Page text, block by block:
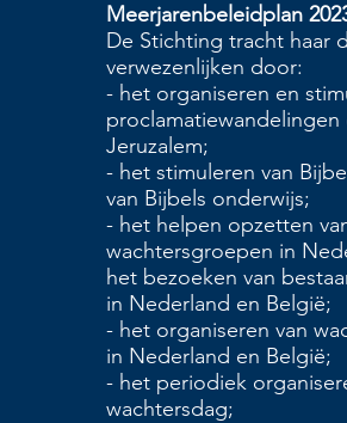
Meerjarenbeleidplan
De Stichting tracht haar
verwezenlijken door:
- het organiseren en
proclamatiewandelingen
Jeruzalem;
- het stimuleren van
van Bijbels onderwijs;
- het helpen opzetten
wachtersgroepen in
het bezoeken van
in Nederland en België;
- het organiseren van
in Nederland en België;
- het periodiek
wachtersdag;